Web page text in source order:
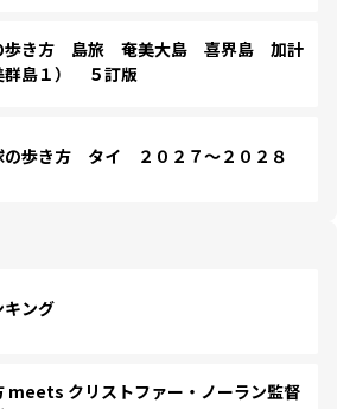
歩き方 島旅 奄美大島 喜界島 加計
群島１） ５訂版
歩き方 タイ ２０２７～２０２８
ング
meets クリストファー・ノーラン監督